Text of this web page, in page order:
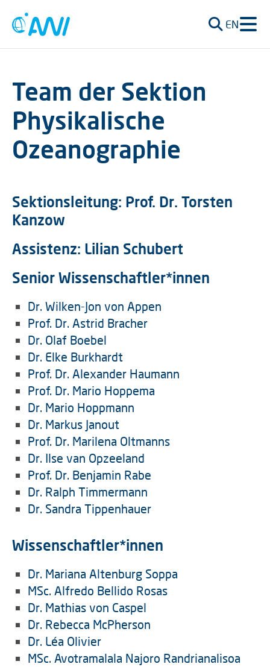
EN
Team der Sektion
Physikalische
Ozeanographie
Sektionsleitung: Prof. Dr. Torsten
Kanzow
Assistenz: Lilian Schubert
Senior Wissenschaftler*innen
Dr. Wilken-Jon von Appen
Prof. Dr. Astrid Bracher
Dr. Olaf Boebel
Dr. Elke Burkhardt
Prof. Dr. Alexander Haumann
Prof. Dr. Mario Hoppema
Dr. Mario Hoppmann
Dr. Markus Janout
Prof. Dr. Marilena Oltmanns
Dr. Ilse van Opzeeland
Prof. Dr. Benjamin Rabe
Dr. Ralph Timmermann
Dr. Sandra Tippenhauer
Wissenschaftler*innen
Dr. Mariana Altenburg Soppa
MSc. Alfredo Bellido Rosas
Dr. Mathias von Caspel
Dr. Rebecca McPherson
Dr. Léa Olivier
MSc. Avotramalala Najoro Randrianalisoa